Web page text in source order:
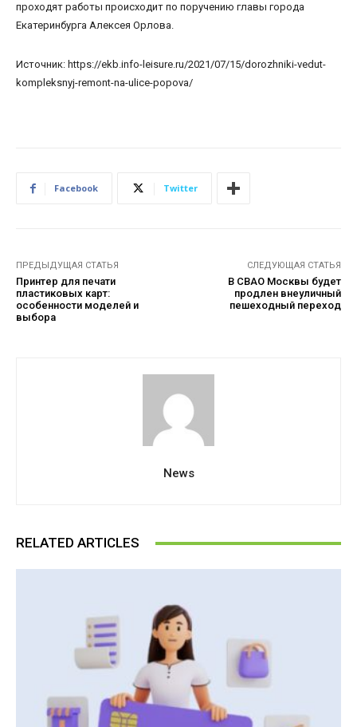
проходят работы происходит по поручению главы города
Екатеринбурга Алексея Орлова.
Источник: https://ekb.info-leisure.ru/2021/07/15/dorozhniki-vedut-
kompleksnyj-remont-na-ulice-popova/
Facebook Twitter
ПРЕДЫДУЩАЯ СТАТЬЯ
Принтер для печати
пластиковых карт:
особенности моделей и
выбора
СЛЕДУЮЩАЯ СТАТЬЯ
В СВАО Москвы будет
продлен внеуличный
пешеходный переход
News
RELATED ARTICLES